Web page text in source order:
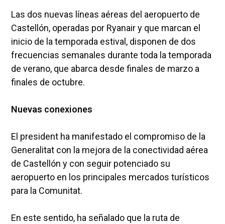
Las dos nuevas líneas aéreas del aeropuerto de
Castellón, operadas por Ryanair y que marcan el
inicio de la temporada estival, disponen de dos
frecuencias semanales durante toda la temporada
de verano, que abarca desde finales de marzo a
finales de octubre.
Nuevas conexiones
El president ha manifestado el compromiso de la
Generalitat con la mejora de la conectividad aérea
de Castellón y con seguir potenciado su
aeropuerto en los principales mercados turísticos
para la Comunitat.
En este sentido, ha señalado que la ruta de